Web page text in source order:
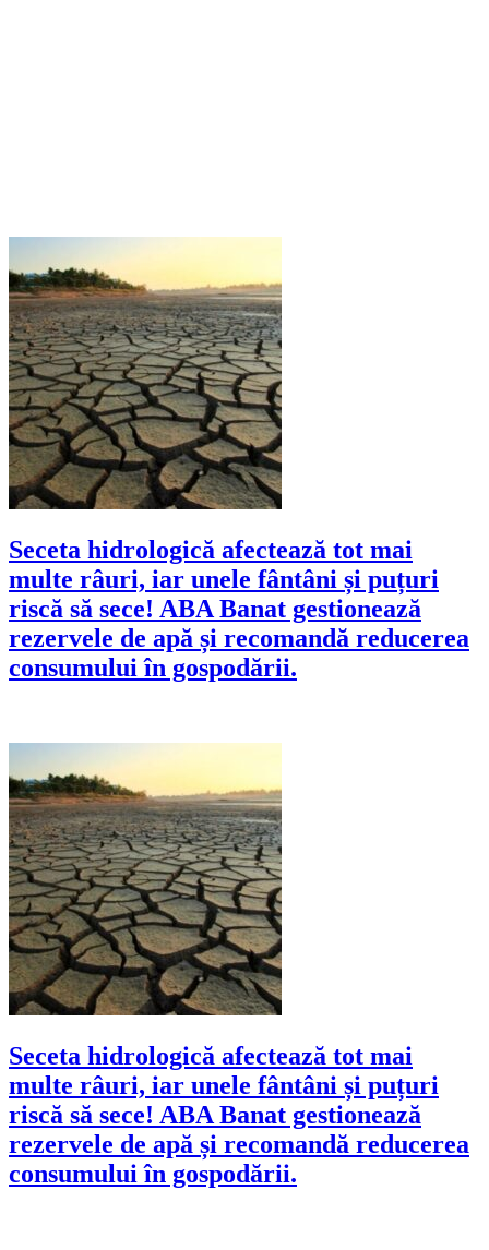
Seceta hidrologică afectează tot mai
multe râuri, iar unele fântâni și puțuri
riscă să sece! ABA Banat gestionează
rezervele de apă și recomandă reducerea
consumului în gospodării.
Seceta hidrologică afectează tot mai
multe râuri, iar unele fântâni și puțuri
riscă să sece! ABA Banat gestionează
rezervele de apă și recomandă reducerea
consumului în gospodării.